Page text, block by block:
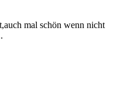
mal schön wenn nicht